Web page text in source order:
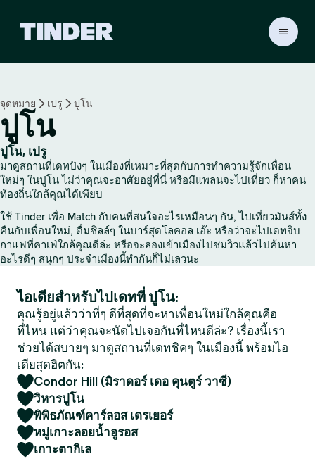
d
e
จุดหมาย เปรู ปูโน
ปูโน
ปูโน, เปรู
มาดูสถานที่เดทปังๆ ในเมืองที่เหมาะที่สุดกับการทำความรู้จักเพื่อน
ใหม่ๆ ในปูโน ไม่ว่าคุณจะอาศัยอยู่ที่นี่ หรือมีแพลนจะไปเที่ยว ก็หาคน
ท้องถิ่นใกล้คุณได้เพียบ
ใช้ Tinder เพื่อ Match กับคนที่สนใจอะไรเหมือนๆ กัน, ไปเที่ยวมันส์ทั้ง
คืนกับเพื่อนใหม่, ดื่มชิลล์ๆ ในบาร์สุดโลคอล เอ๊ะ หรือว่าจะไปเดทจิบ
กาแฟที่คาเฟ่ใกล้คุณดีล่ะ หรือจะลองเข้าเมืองไปชมวิวแล้วไปค้นหา
อะไรดีๆ สนุกๆ ประจำเมืองนี้ทำกันก็ไม่เลวนะ
ไอเดียสำหรับไปเดทที่ ปูโน:
คุณรู้อยู่แล้วว่าที่ๆ ดีที่สุดที่จะหาเพื่อนใหม่ใกล้คุณคือ
ที่ไหน แต่ว่าคุณจะนัดไปเจอกันที่ไหนดีล่ะ? เรื่องนี้เรา
ช่วยได้สบายๆ มาดูสถานที่เดทชิคๆ ในเมืองนี้ พร้อมไอ
เดียสุดฮิตกัน:
Condor Hill (มิราดอร์ เดอ คุนตูร์ วาซี)
วิหารปูโน
พิพิธภัณฑ์คาร์ลอส เดรเยอร์
หมู่เกาะลอยน้ำอูรอส
เกาะตากิเล